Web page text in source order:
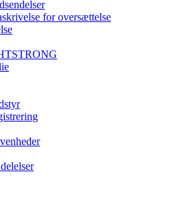
for oversættelse